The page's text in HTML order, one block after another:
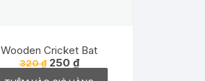
Wooden Cricket Bat
320₫ Giá
gốc
250 ₫Giá
hiện